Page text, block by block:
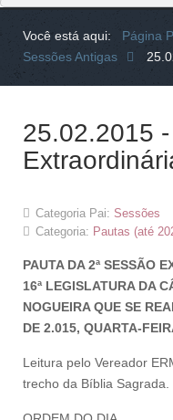
Você está aqui: Página
Sessões Antigas
25.02.2015
Categoria Pai: Sessões
Categoria: Pautas (até
PAUTA DA 2ª SESSÃO
16ª LEGISLATURA DA
NOGUEIRA QUE SE
DE 2.015, QUARTA-
Leitura pelo Vereador
trecho da Bíblia Sagrada.